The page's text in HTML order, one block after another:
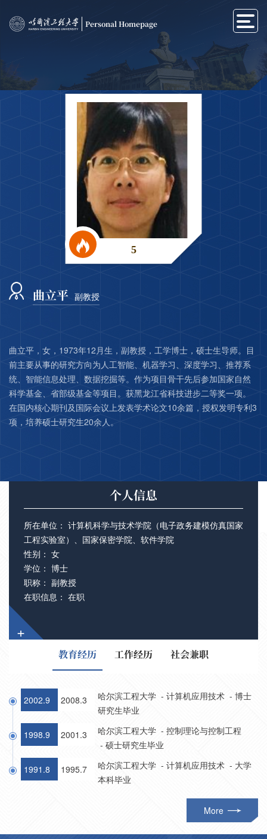
Personal Homepage
5
曲立平 副教授
曲立平，女，1973年12月生，副教授，工学博士，硕士生导师。目
前主要从事的研究方向为人工智能、机器学习、深度学习、推荐系
统、智能信息处理、数据挖掘等。作为项目骨干先后参加国家自然
科学基金、省部级基金等项目。获黑龙江省科技进步二等奖一项。
在国内核心期刊及国际会议上发表学术论文10余篇，授权发明专利3
项，培养硕士研究生20余人。
个人信息
所在单位： 计算机科学与技术学院（电子政务建模仿真国家
工程实验室）、国家保密学院、软件学院
性别： 女
学位： 博士
职称： 副教授
在职信息： 在职
+
教育经历 工作经历 社会兼职
2002.9 2008.3
哈尔滨工程大学 - 计算机应用技术 - 博士
研究生毕业
1998.9 2001.3
哈尔滨工程大学 - 控制理论与控制工程
- 硕士研究生毕业
1991.8 1995.7
哈尔滨工程大学 - 计算机应用技术 - 大学
本科毕业
More